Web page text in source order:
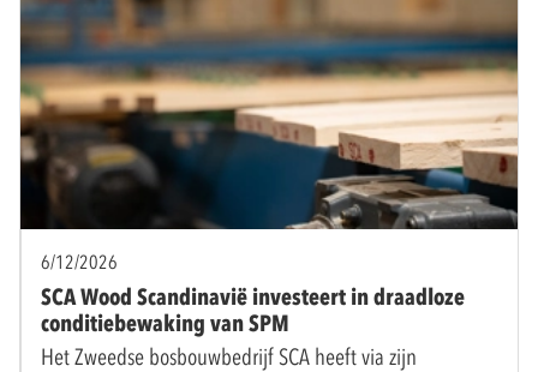
6/12/2026
SCA Wood Scandinavië investeert in draadloze
conditiebewaking van SPM
Het Zweedse bosbouwbedrijf SCA heeft via zijn